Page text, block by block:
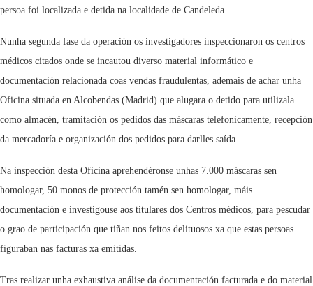
persoa foi localizada e detida na localidade de Candeleda.
Nunha segunda fase da operación os investigadores inspeccionaron os centros
médicos citados onde se incautou diverso material informático e
documentación relacionada coas vendas fraudulentas, ademais de achar unha
Oficina situada en Alcobendas (Madrid) que alugara o detido para utilizala
como almacén, tramitación os pedidos das máscaras telefonicamente, recepción
da mercadoría e organización dos pedidos para darlles saída.
Na inspección desta Oficina aprehendéronse unhas 7.000 máscaras sen
homologar, 50 monos de protección tamén sen homologar, máis
documentación e investigouse aos titulares dos Centros médicos, para pescudar
o grao de participación que tiñan nos feitos delituosos xa que estas persoas
figuraban nas facturas xa emitidas.
Tras realizar unha exhaustiva análise da documentación facturada e do material